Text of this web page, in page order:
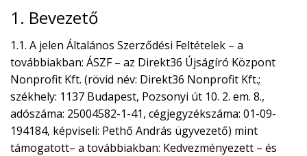
ALAPELVEK
MŰKÖDÉS
TÁMOGATÁS
1. Bevezető
1.1. A jelen Általános Szerződési Feltételek – a
továbbiakban: ÁSZF – az Direkt36 Újságíró Központ
Nonprofit Kft. (rövid név: Direkt36 Nonprofit Kft.;
székhely: 1137 Budapest, Pozsonyi út 10. 2. em. 8.,
adószáma: 25004582-1-41, cégjegyzékszáma: 01-09-
194184, képviseli: Pethő András ügyvezető) mint
támogatott– a továbbiakban: Kedvezményezett – és